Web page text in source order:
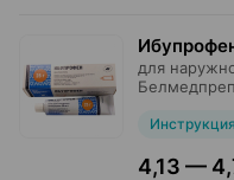
для
Инструкция
4,13 —